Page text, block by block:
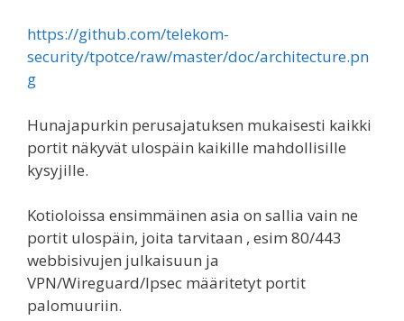
https://github.com/telekom-
security/tpotce/raw/master/doc/architecture.pn
g
Hunajapurkin perusajatuksen mukaisesti kaikki
portit näkyvät ulospäin kaikille mahdollisille
kysyjille.
Kotioloissa ensimmäinen asia on sallia vain ne
portit ulospäin, joita tarvitaan , esim 80/443
webbisivujen julkaisuun ja
VPN/Wireguard/Ipsec määritetyt portit
palomuuriin.